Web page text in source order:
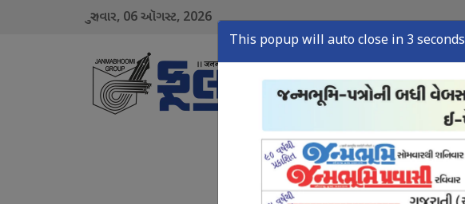
ગુરુવાર, 06ઑગસ્ટ, 2026
This popup will auto close in 1 seconds